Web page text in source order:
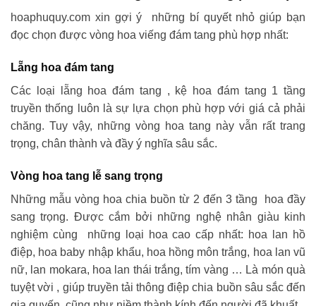
hoaphuquy.com xin gợi ý những bí quyết nhỏ giúp bạn
đọc chọn được vòng hoa viếng đám tang phù hợp nhất:
Lẵng hoa đám tang
Các loại lẵng hoa đám tang , kệ hoa đám tang 1 tầng
truyền thống luôn là sự lựa chọn phù hợp với giá cả phải
chăng. Tuy vậy, những vòng hoa tang này vẫn rất trang
trọng, chân thành và đầy ý nghĩa sâu sắc.
Vòng hoa tang lễ sang trọng
Những mẫu vòng hoa chia buồn từ 2 đến 3 tầng hoa đầy
sang trọng. Được cắm bởi những nghệ nhân giàu kinh
nghiệm cùng những loại hoa cao cấp nhất: hoa lan hồ
điệp, hoa baby nhập khẩu, hoa hồng môn trắng, hoa lan vũ
nữ, lan mokara, hoa lan thái trắng, tím vàng … Là món quà
tuyệt vời , giúp truyền tải thông điệp chia buồn sâu sắc đến